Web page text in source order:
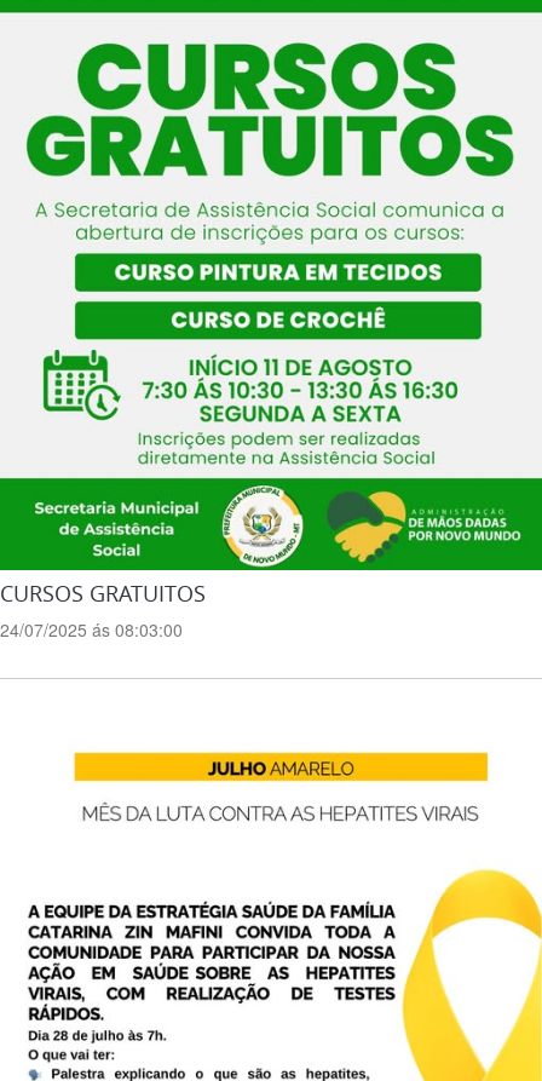
CURSOS GRATUITOS
24/07/2025 ás 08:03:00